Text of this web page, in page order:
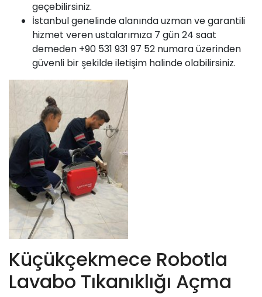
geçebilirsiniz.
İstanbul genelinde alanında uzman ve garantili
hizmet veren ustalarımıza 7 gün 24 saat
demeden +90 531 931 97 52 numara üzerinden
güvenli bir şekilde iletişim halinde olabilirsiniz.
Küçükçekmece Robotla
Lavabo Tıkanıklığı Açma